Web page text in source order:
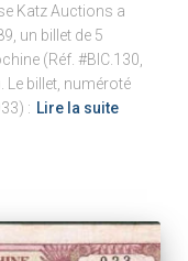
Katz Auctions a
un billet de 5
(Réf. #BIC.130,
billet, numéroté
: Lire la suite